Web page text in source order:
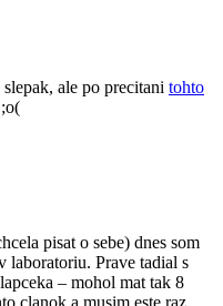
ale po precitani tohto
pisat o sebe) dnes som
laboratoriu. Prave tadial s
– mohol mat tak 8
clanok a musim este raz